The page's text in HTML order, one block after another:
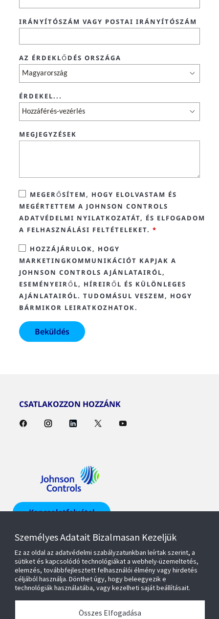
IRÁNYÍTÓSZÁM VAGY POSTAI IRÁNYÍTÓSZÁM
AZ ÉRDEKLŐDÉS ORSZÁGA
ÉRDEKEL...
MEGJEGYZÉSEK
MEGERŐSÍTEM, HOGY ELOLVASTAM ÉS
MEGÉRTETTEM A JOHNSON CONTROLS
ADATVÉDELMI NYILATKOZATÁT, ÉS ELFOGADOM
A FELHASZNÁLÁSI FELTÉTELEKET. *
HOZZÁJÁRULOK, HOGY
MARKETINGKOMMUNIKÁCIÓT KAPJAK A
JOHNSON CONTROLS AJÁNLATAIRÓL,
ESEMÉNYEIRŐL, HÍREIRŐL ÉS KÜLÖNLEGES
AJÁNLATAIRÓL. TUDOMÁSUL VESZEM, HOGY
BÁRMIKOR LEIRATKOZHATOK.
CSATLAKOZZON HOZZÁNK
Kapcsolatfelvétel
Keressen egy
képviselőt
Termékek és megoldások
Személyes Adatait Bizalmasan Kezeljük
Ez az oldal az adatvédelmi szabályzatunkban leírtak szerint, a
sütiket és kapcsolódó technológiákat a webhely-üzemeltetés,
elemzés, továbbfejlesztett felhasználói élmény vagy hirdetés
céljából használja. Dönthet úgy, hogy beleegyezik e
technológiák használatába, vagy kezelheti saját beállításait.
Összes Elfogadása